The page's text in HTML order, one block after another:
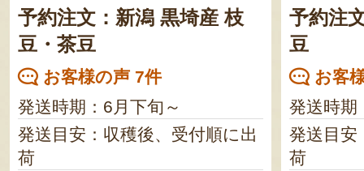
予約注文：新潟 黒埼産 枝
豆・茶豆
お客様の声 7件
発送時期：6月下旬～
発送目安：収穫後、受付順に出
荷
予約注
豆
お客
発送時期
発送目安
荷